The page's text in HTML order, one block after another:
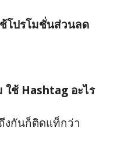
โปรโมชั่นส่วนลด
ช้ Hashtag อะไร
งกันก็ติดแท็กว่า